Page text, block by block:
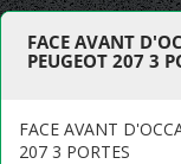
FACE AVANT
PEUGEOT 207 3
FACE AVANT
207 3 PORTES